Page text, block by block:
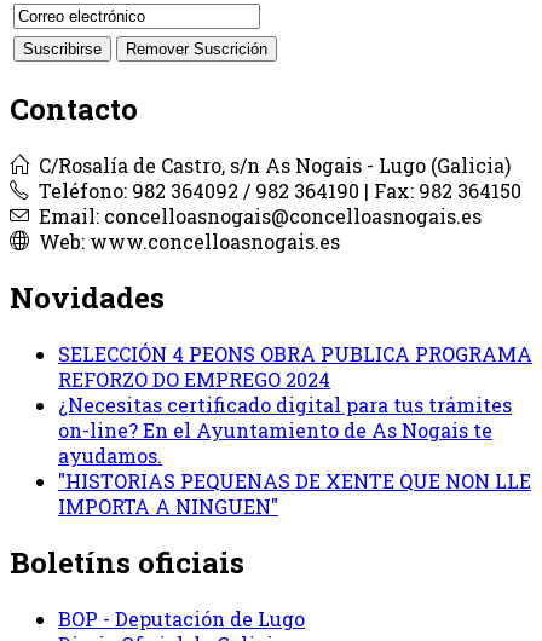
Contacto
C/Rosalía de Castro, s/n As Nogais - Lugo (Galicia)
Teléfono: 982 364092 / 982 364190 | Fax: 982 364150
Email: concelloasnogais@concelloasnogais.es
Web: www.concelloasnogais.es
Novidades
SELECCIÓN 4 PEONS OBRA PUBLICA PROGRAMA
REFORZO DO EMPREGO 2024
¿Necesitas certificado digital para tus trámites
on-line? En el Ayuntamiento de As Nogais te
ayudamos.
"HISTORIAS PEQUENAS DE XENTE QUE NON LLE
IMPORTA A NINGUEN"
Boletíns oficiais
BOP - Deputación de Lugo